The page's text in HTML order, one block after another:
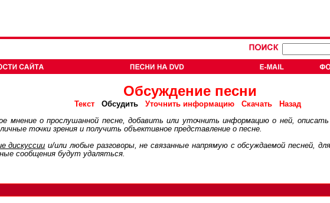
Обсуждение песни
Текст Обсудить Уточнить информацию Скачать
Назад
мнение о прослушанной песне, добавить или уточнить информацию о ней,
точки зрения и получить объективное представление о песне.
дискуcсии и/или любые разговоры, не связанные напрямую с обсуждаемой песней,
сообщения будут удаляться.